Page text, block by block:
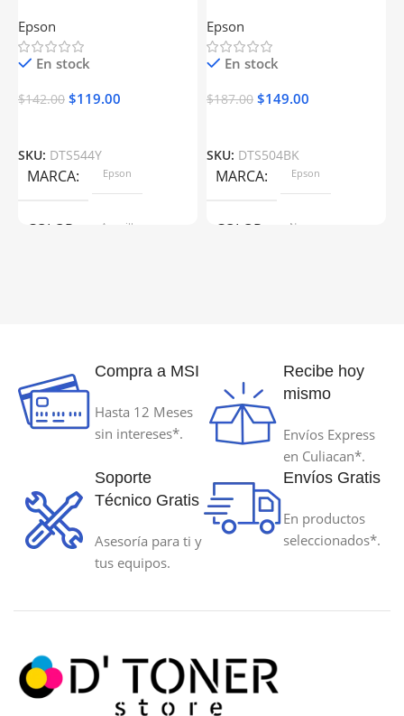
Epson
En stock
$142.00 $119.00
SKU: DTS544Y
MARCA Epson
COLOR Amarillo
PAGINAS AL 5% DE COBERTURA
70 ml
TECNOLOGÍA DE IMPRESIÓN
Inyeccion de Tinta
Epson
En stock
$187.00 $149.00
SKU: DTS504BK
MARCA Epson
COLOR Negro
PAGINAS AL 5% DE
127 ml
TECNOLOGÍA DE
Inyeccion de Tinta
Compra a MSI
Hasta 12 Meses
sin intereses*.
Recibe hoy
mismo
Envíos Express
en Culiacan*.
Soporte
Técnico Gratis
Asesoría para ti y
tus equipos.
Envíos Gratis
En productos
seleccionados*.